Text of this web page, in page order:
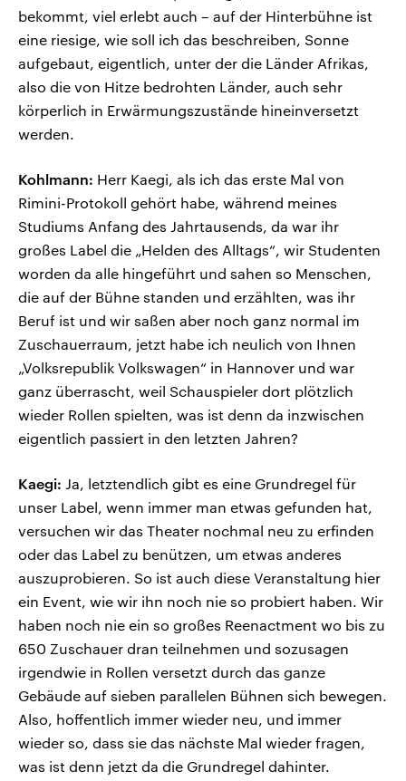
bekommt, viel erlebt auch – auf der Hinterbühne ist
eine riesige, wie soll ich das beschreiben, Sonne
aufgebaut, eigentlich, unter der die Länder Afrikas,
also die von Hitze bedrohten Länder, auch sehr
körperlich in Erwärmungszustände hineinversetzt
werden.
Kohlmann: Herr Kaegi, als ich das erste Mal von
Rimini-Protokoll gehört habe, während meines
Studiums Anfang des Jahrtausends, da war ihr
großes Label die „Helden des Alltags“, wir Studenten
worden da alle hingeführt und sahen so Menschen,
die auf der Bühne standen und erzählten, was ihr
Beruf ist und wir saßen aber noch ganz normal im
Zuschauerraum, jetzt habe ich neulich von Ihnen
„Volksrepublik Volkswagen“ in Hannover und war
ganz überrascht, weil Schauspieler dort plötzlich
wieder Rollen spielten, was ist denn da inzwischen
eigentlich passiert in den letzten Jahren?
Kaegi: Ja, letztendlich gibt es eine Grundregel für
unser Label, wenn immer man etwas gefunden hat,
versuchen wir das Theater nochmal neu zu erfinden
oder das Label zu benützen, um etwas anderes
auszuprobieren. So ist auch diese Veranstaltung hier
ein Event, wie wir ihn noch nie so probiert haben. Wir
haben noch nie ein so großes Reenactment wo bis zu
650 Zuschauer dran teilnehmen und sozusagen
irgendwie in Rollen versetzt durch das ganze
Gebäude auf sieben parallelen Bühnen sich bewegen.
Also, hoffentlich immer wieder neu, und immer
wieder so, dass sie das nächste Mal wieder fragen,
was ist denn jetzt da die Grundregel dahinter.